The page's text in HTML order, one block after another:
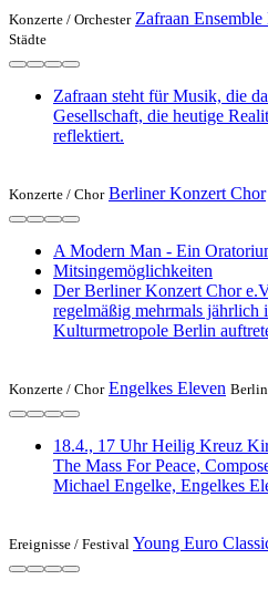
Konzerte / Orchester Zafraan
Städte
Zafraan steht für Musik, die
Gesellschaft, die heutige
reflektiert.
Konzerte / Chor Berliner Konzert Chor
A Modern Man - Ein
Mitsingemöglichkeiten
Der Berliner Konzert Chor
regelmäßig mehrmals jährlich
Kulturmetropole Berlin
Konzerte / Chor Engelkes Eleven
18.4., 17 Uhr Heilig Kreuz
The Mass For Peace,
Michael Engelke, Engelkes
Ereignisse / Festival Young Euro